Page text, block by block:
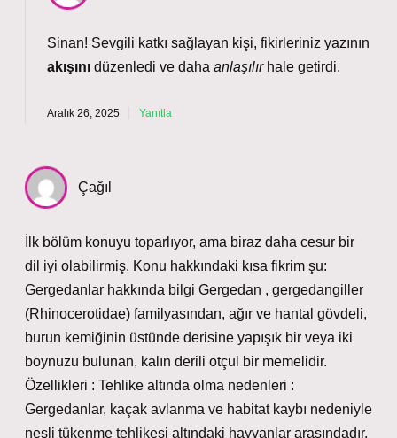
Sinan! Sevgili katkı sağlayan kişi, fikirleriniz yazının
akışını düzenledi ve daha anlaşılırhale getirdi.
Aralık 26, 2025 Yanıtla
Çağıl
İlk bölüm konuyu toparlıyor, ama biraz daha cesur bir
dil iyi olabilirmiş. Konu hakkındaki kısa fikrim şu:
Gergedanlar hakkında bilgi Gergedan , gergedangiller
(Rhinocerotidae) familyasından, ağır ve hantal gövdeli,
burun kemiğinin üstünde derisine yapışık bir veya iki
boynuzu bulunan, kalın derili otçul bir memelidir.
Özellikleri : Tehlike altında olma nedenleri :
Gergedanlar, kaçak avlanma ve habitat kaybı nedeniyle
nesli tükenme tehlikesi altındaki hayvanlar arasındadır.